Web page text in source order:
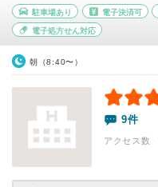
駐車場あり 電子決済可
電子処方せん対応
朝（8:40〜）
9件
アクセス数